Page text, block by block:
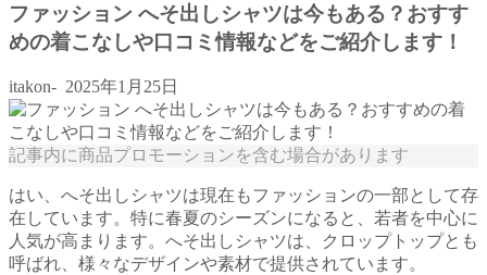
ファッション へそ出しシャツは今もある？おすす
めの着こなしや口コミ情報などをご紹介します！
itakon- 2025年1月25日
記事内に商品プロモーションを含む場合があります
はい、へそ出しシャツは現在もファッションの一部として存
在しています。特に春夏のシーズンになると、若者を中心に
人気が高まります。へそ出しシャツは、クロップトップとも
呼ばれ、様々なデザインや素材で提供されています。